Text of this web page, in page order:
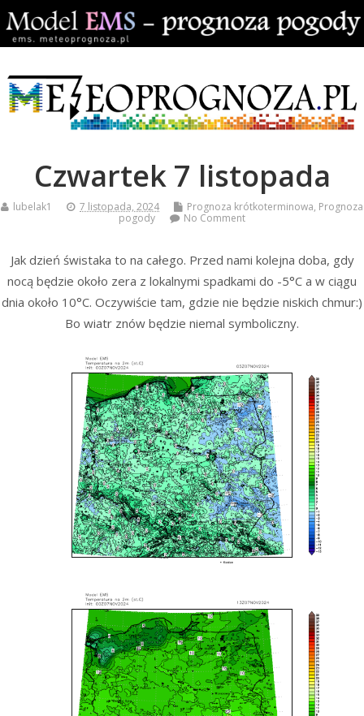
Czwartek 7 listopada
lubelak1 7 listopada, 2024 Prognoza krótkoterminowa, Prognoza
pogody
No Comment
Jak dzień świstaka to na całego. Przed nami kolejna doba, gdy
nocą będzie około zera z lokalnymi spadkami do -5°C a w ciągu
dnia około 10°C. Oczywiście tam, gdzie nie będzie niskich chmur:)
Bo wiatr znów będzie niemal symboliczny.